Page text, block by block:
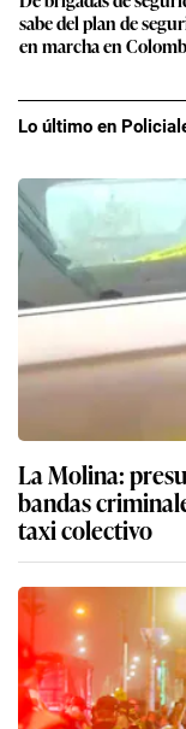
sabe del plan de
en marcha en
Lo último en
La Molina:
bandas
taxi colectivo